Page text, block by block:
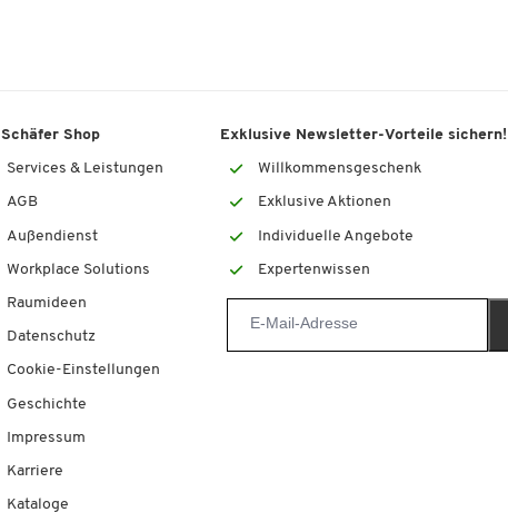
Schäfer Shop
Services & Leistungen
AGB
Außendienst
Workplace Solutions
Raumideen
Datenschutz
Cookie-Einstellungen
Geschichte
Impressum
Karriere
Kataloge
Exklusive Newsletter-Vorteile sichern!
Willkommensgeschenk
Exklusive Aktionen
Individuelle Angebote
Expertenwissen